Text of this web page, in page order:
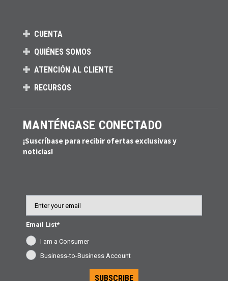
CUENTA
QUIÉNES SOMOS
ATENCIÓN AL CLIENTE
RECURSOS
MANTÉNGASE CONECTADO
¡Suscríbase para recibir ofertas exclusivas y
noticias!
Email List*
I am a Consumer
Business-to-Business Account
SUBSCRIBE